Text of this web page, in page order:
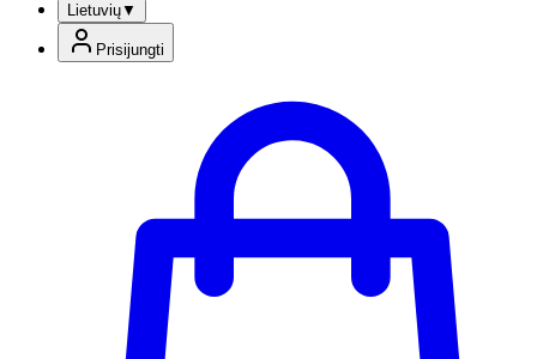
Lietuvių▼
Prisijungti